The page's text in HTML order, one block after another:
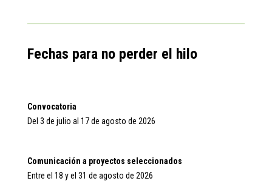
Fechas para no perder el hilo
Convocatoria
Del 3 de julio al 17 de agosto de 2026
Comunicación a proyectos seleccionados
Entre el 18 y el 31 de agosto de 2026